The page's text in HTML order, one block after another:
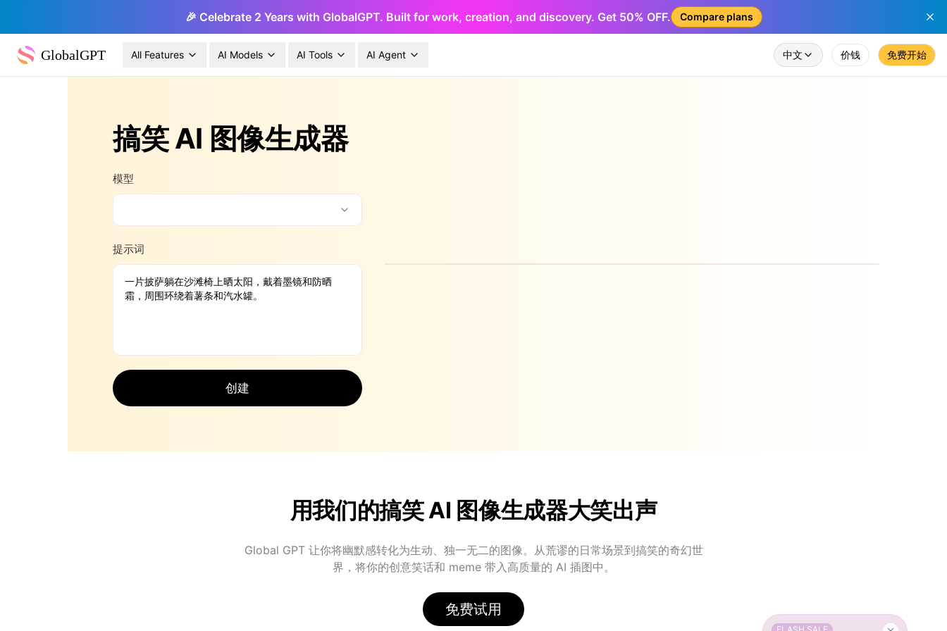
🎉 Celebrate 2 Years with GlobalGPT. Built for work, creation, and discovery. Get 50% OFF. Compare plans
GlobalGPT All Features AI Models AI Tools AI Agent 中文 价钱 免费开始
搞笑 AI 图像生成器
模型
提示词
创建
用我们的搞笑 AI 图像生成器大笑出声
Global GPT 让你将幽默感转化为生动、独一无二的图像。从荒谬的日常场景到搞笑的奇幻世
界，将你的创意笑话和 meme 带入高质量的 AI 插图中。
免费试用